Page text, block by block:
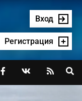
Вход
Регистрация
  